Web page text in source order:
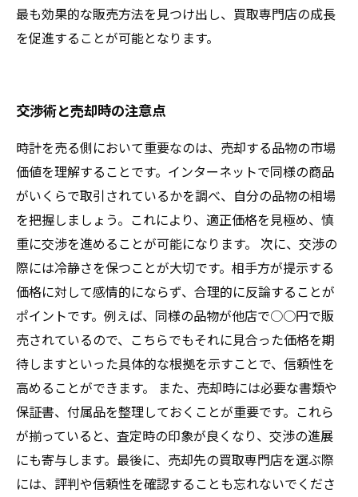
最も効果的な販売方法を見つけ出し、買取専門店の成長
を促進することが可能となります。
交渉術と売却時の注意点
時計を売る側において重要なのは、売却する品物の市場
価値を理解することです。インターネットで同様の商品
がいくらで取引されているかを調べ、自分の品物の相場
を把握しましょう。これにより、適正価格を見極め、慎
重に交渉を進めることが可能になります。 次に、交渉の
際には冷静さを保つことが大切です。相手方が提示する
価格に対して感情的にならず、合理的に反論することが
ポイントです。例えば、同様の品物が他店で○○円で販
売されているので、こちらでもそれに見合った価格を期
待しますといった具体的な根拠を示すことで、信頼性を
高めることができます。 また、売却時には必要な書類や
保証書、付属品を整理しておくことが重要です。これら
が揃っていると、査定時の印象が良くなり、交渉の進展
にも寄与します。最後に、売却先の買取専門店を選ぶ際
には、評判や信頼性を確認することも忘れないでくださ